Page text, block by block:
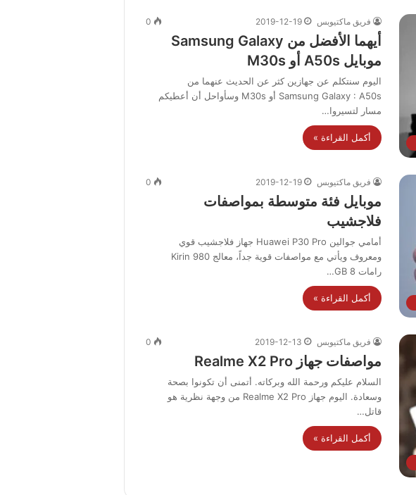
فريق ماكتيوبس 2019-12-19
0
أيهما الأفضل من Samsung Galaxy
موبايل A50s أو M30s
اليوم سنتكلم عن جهازين كثر عن الحديث عنهما من
Samsung Galaxy : A50s أو M30s وسأواحل أن أعطيكم
مسار لتسيروا…
أكمل القراءة »
فريق ماكتيوبس 2019-12-19
0
موبايل فئة متوسطة بمواصفات
فلاجشيب
أمامي جوالين Huawei P30 Pro جهاز فلاجشيب قوي
ومعروف ويأتي مع مواصفات قوية جداً، معالج Kirin 980
رامات 8 GB…
أكمل القراءة »
فريق ماكتيوبس 2019-12-13
0
مواصفات جهاز Realme X2 Pro
السلام عليكم ورحمة الله وبركاته. أتمنى أن تكونوا بصحة
وسعادة. اليوم جهاز Realme X2 Pro من وجهة نظرية هو
قاتل…
أكمل القراءة »